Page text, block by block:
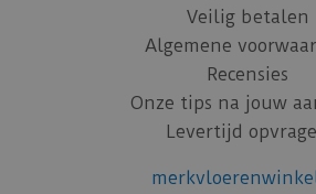
Veilig betalen
Algemene
Recensies
Onze tips na jouw
Levertijd